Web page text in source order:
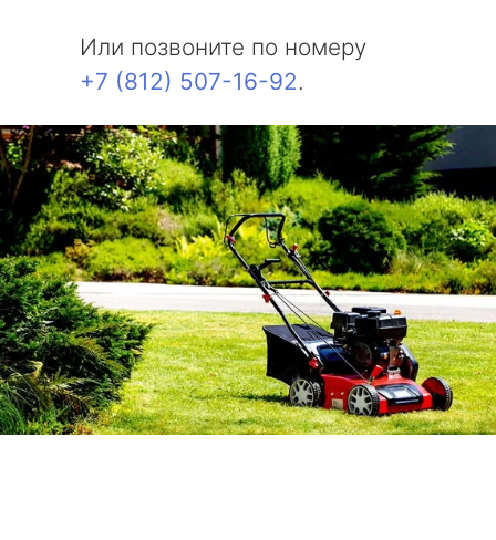
Или позвоните по номеру
+7 (812) 507-16-92.